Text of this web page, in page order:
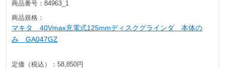
商品番号： 84963_1
商品規格：
マキタ 40Vmax充電式125mmディスクグラインダ 本体の
み GA047GZ
定価（税込）： 58,850円